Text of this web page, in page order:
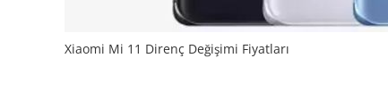
Xiaomi Mi 11 Direnç Değişimi Fiyatları